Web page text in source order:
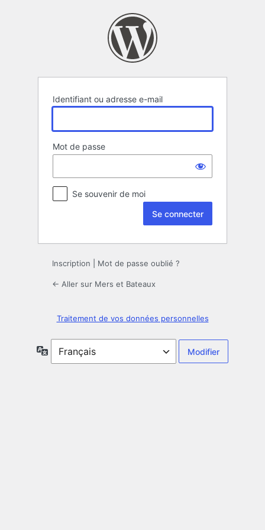
Identifiant ou adresse e-mail
Mot de passe
Se souvenir de moi
Inscription Mot de passe oublié ?
← Aller sur Mers et Bateaux
Traitement de vos données personnelles
Langue